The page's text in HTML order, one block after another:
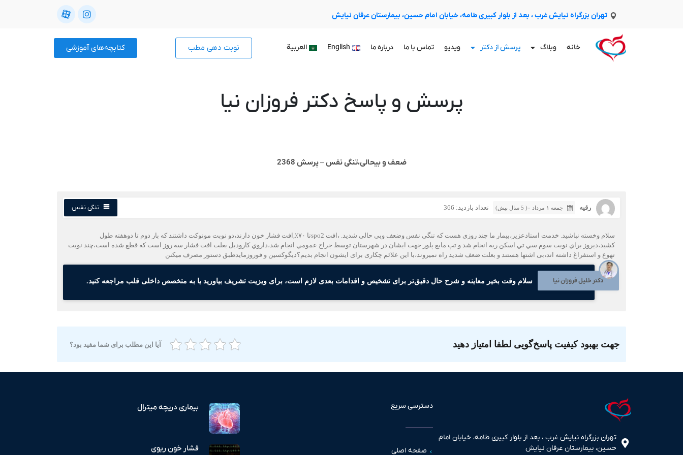
تهران بزرگراه نیایش غرب ، بعد از بلوار کبیری طامه، خیابان امام حسین، بیمارستان عرفان نیایش
خانه وبلاگ پرسش از دکتر ویدیو تماس با ما درباره ما English العربية نوبت دهی مطب کتابچه‌های آموزشی
پرسش و پاسخ دکتر فروزان نیا
ضعف و بیحالی،تنگی نفس – پرسش 2368
رقیه جمعه ۱ مرداد ۰( 5 سال پیش) تعداد بازدید: 366 تنگی نفس
سلام وخسته نباشید. خدمت استادعزیز،بیمار ما چند روزی هست که تنگی نفس وضعف وبی حالی شدید. ،افت spo2تا ٧٠٪؜,افت فشار خون دارند،دو نوبت مونوكت داشتند كه بار دوم تا دوهفته طول
كشيد،ديروز براي نوبت سوم سي تي اسكن ريه انجام شد و تپ مايع پلور جهت ايشان در شهرستان توسط جراح عمومي انجام شد،داروي كاروديل بعلت افت فشار سه روز است که قطع شده است،چند نوبت
تهوع و استفراغ داشته اند،بی اشتها هستند و بعلت ضعف شدید راه نمیروند،با این علائم چکاری برای ایشون انجام بدیم؟دیگوکسین و فوروزمایدطبق دستور مصرف میکنن
دکتر خلیل فروزان نیا سلام وقت بخیر معاینه و شرح حال دقیق‌تر برای تشخیص و اقدامات بعدی لازم است، برای ویزیت تشریف بیاورید یا به متخصص داخلی قلب مراجعه کنید.
جهت بهبود کیفیت پاسخ‌گویی لطفا امتیاز دهید آیا این مطلب برای شما مفید بود؟
تهران بزرگراه نیایش غرب ، بعد از بلوار کبیری طامه، خیابان امام
حسین، بیمارستان عرفان نیایش
دسترسی سریع
صفحه اصلی
بیماری دریچه میترال
فشار خون ریوی